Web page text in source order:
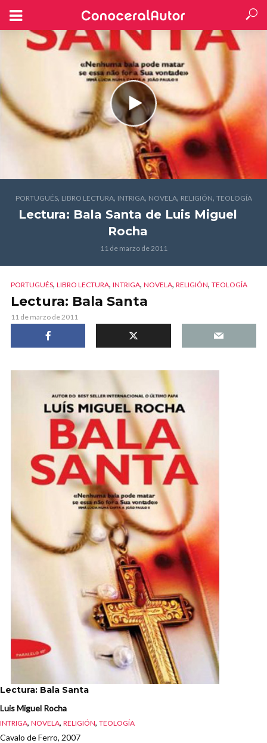
PORTUGUÉS, LIBRO LECTURA, INTRIGA, NOVELA, RELIGIÓN, TEOLOGÍA
Lectura: Bala Santa de Luis Miguel
Rocha
11 de marzo de 2011
PORTUGUÉS, LIBRO LECTURA, INTRIGA, NOVELA, RELIGIÓN, TEOLOGÍA
Lectura: Bala Santa
11 de marzo de 2011
Lectura: Bala Santa
Luis Miguel Rocha
INTRIGA, NOVELA, RELIGIÓN, TEOLOGÍA
Cavalo de Ferro, 2007